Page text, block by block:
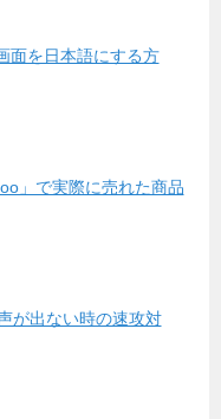
面を日本語にする方
」で実際に売れた商品
が出ない時の速攻対